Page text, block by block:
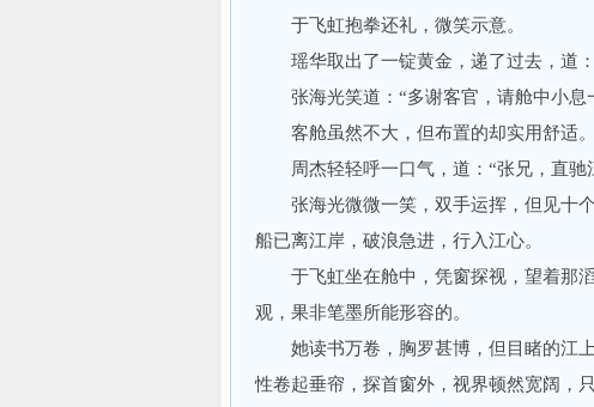
于飞虹抱拳还礼，微笑示意。
瑶华取出了一锭黄金，递了过去，道：
张海光笑道：“多谢客官，请舱中小息
客舱虽然不大，但布置的却实用舒适。
周杰轻轻呼一口气，道：“张兄，直驰
张海光微微一笑，双手运挥，但见十个
船已离江岸，破浪急进，行入江心。
于飞虹坐在舱中，凭窗探视，望着那滔
观，果非笔墨所能形容的。
她读书万卷，胸罗甚博，但目睹的江上
性卷起垂帘，探首窗外，视界顿然宽阔，